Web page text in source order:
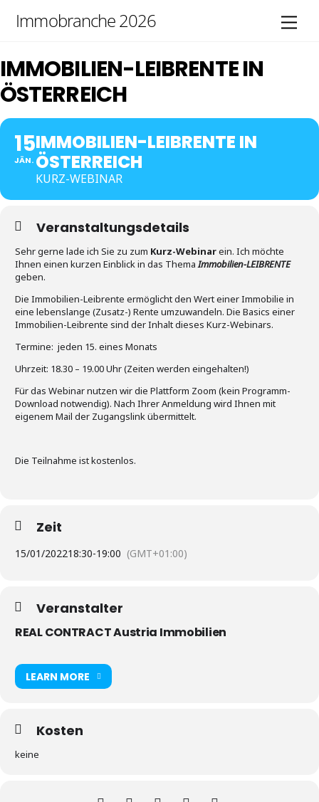
Immobranche 2026
IMMOBILIEN-LEIBRENTE IN
ÖSTERREICH
15
JÄN.
IMMOBILIEN-LEIBRENTE IN
ÖSTERREICH
KURZ-WEBINAR
Veranstaltungsdetails
Sehr gerne lade ich Sie zu zum Kurz-Webinarein. Ich möchte
Ihnen einen kurzen Einblick in das ThemaImmobilien-LEIBRENTE
geben.
Die Immobilien-Leibrente ermöglicht den Wert einer Immobilie in
eine lebenslange (Zusatz-) Rente umzuwandeln. Die Basics einer
Immobilien-Leibrente sind der Inhalt dieses Kurz-Webinars.
Termine: jeden 15. eines Monats
Uhrzeit: 18.30 – 19.00 Uhr (Zeiten werden eingehalten!)
Für das Webinar nutzen wir die Plattform Zoom (kein Programm-
Download notwendig). Nach Ihrer Anmeldung wird Ihnen mit
eigenem Mail der Zugangslink übermittelt.
Die Teilnahme ist kostenlos.
Zeit
15/01/202218:30-19:00 (GMT+01:00)
Veranstalter
REAL CONTRACT Austria Immobilien
LEARN MORE
Kosten
keine